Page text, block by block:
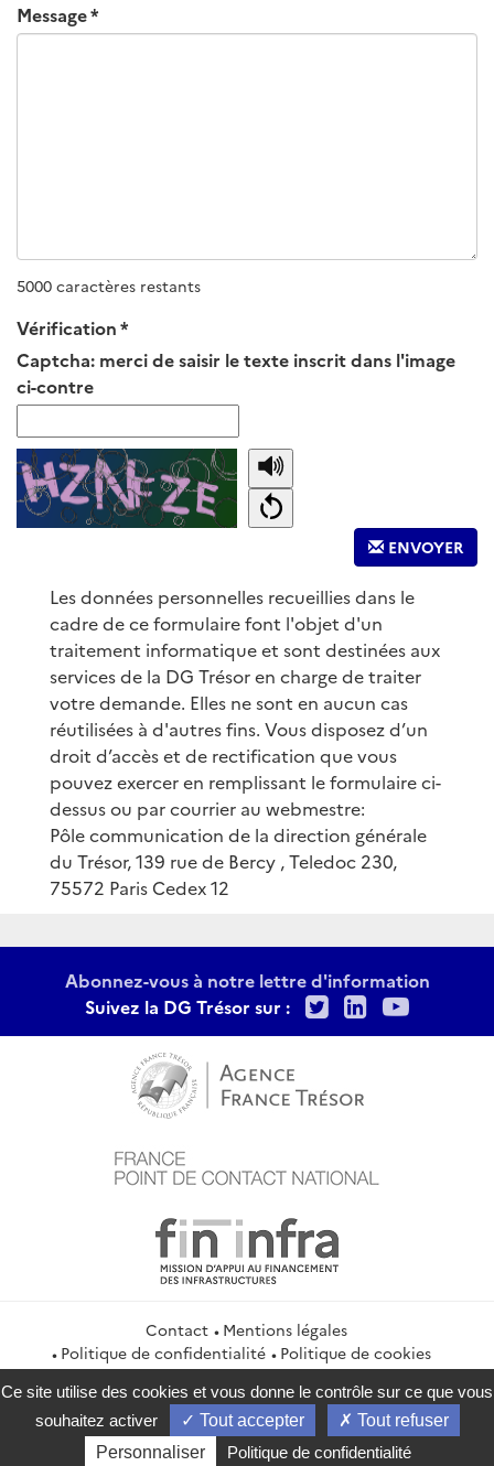
Message
5000 caractères restants
Vérification
Captcha: merci de saisir le texte inscrit dans l'image
ci-contre
ENVOYER
Les données personnelles recueillies dans le
cadre de ce formulaire font l'objet d'un
traitement informatique et sont destinées aux
services de la DG Trésor en charge de traiter
votre demande. Elles ne sont en aucun cas
réutilisées à d'autres fins. Vous disposez d’un
droit d’accès et de rectification que vous
pouvez exercer en remplissant le formulaire ci-
dessus ou par courrier au webmestre:
Pôle communication de la direction générale
du Trésor, 139 rue de Bercy , Teledoc 230,
75572 Paris Cedex 12
Abonnez-vous à notre lettre d'information
Suivez la DG Trésor sur :
TwitterLinkedIn
Contact
Mentions légales
Politique de confidentialité
Politique de cookies
Gestion des cookies
service-public.gouv.fr
legifrance.gouv.fr
info.gouv.fr
data.gouv.fr
Ce site utilise des cookies et vous donne le contrôle sur ce que vous
souhaitez activer
Tout accepter
Tout refuser
Personnaliser
Politique de confidentialité